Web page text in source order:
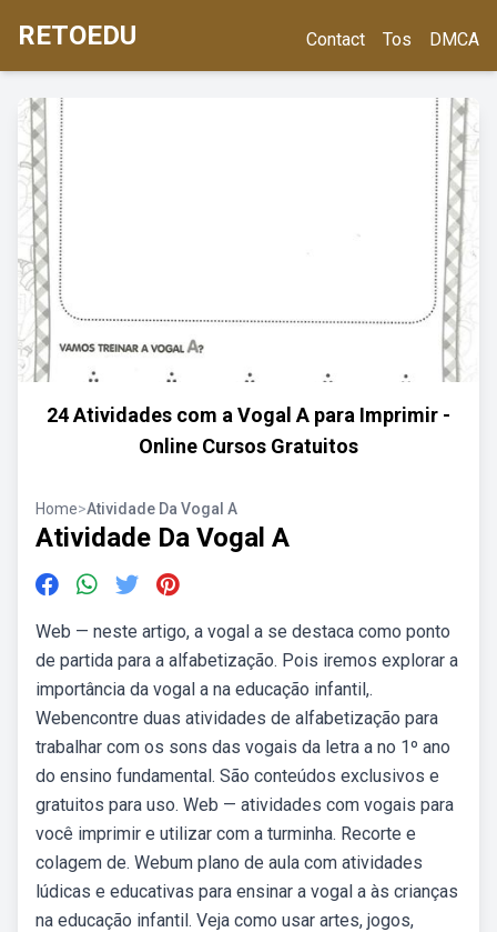
RETOEDU Contact Tos DMCA
24 Atividades com a Vogal A para Imprimir -
Online Cursos Gratuitos
Home>Atividade Da Vogal A
Atividade Da Vogal A
Web — neste artigo, a vogal a se destaca como ponto
de partida para a alfabetização. Pois iremos explorar a
importância da vogal a na educação infantil,.
Webencontre duas atividades de alfabetização para
trabalhar com os sons das vogais da letra a no 1º ano
do ensino fundamental. São conteúdos exclusivos e
gratuitos para uso. Web — atividades com vogais para
você imprimir e utilizar com a turminha. Recorte e
colagem de. Webum plano de aula com atividades
lúdicas e educativas para ensinar a vogal a às crianças
na educação infantil. Veja como usar artes, jogos,